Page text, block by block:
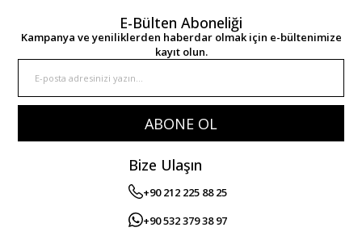
E-Bülten Aboneliği
Kampanya ve yeniliklerden haberdar olmak için e-bültenimize
kayıt olun.
ABONE OL
Bize Ulaşın
+90 212 225 88 25
+90 532 379 38 97